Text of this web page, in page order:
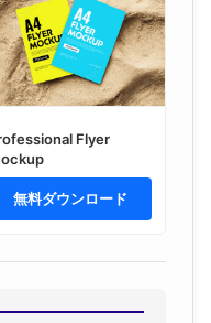
Flyer
無料ダウンロード